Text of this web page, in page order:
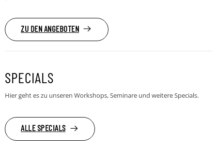
ZU DEN ANGEBOTEN
SPECIALS
Hier geht es zu unseren Workshops, Seminare und weitere Specials.
ALLE SPECIALS